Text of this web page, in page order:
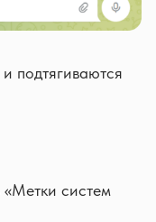
подтягиваются
«Метки систем